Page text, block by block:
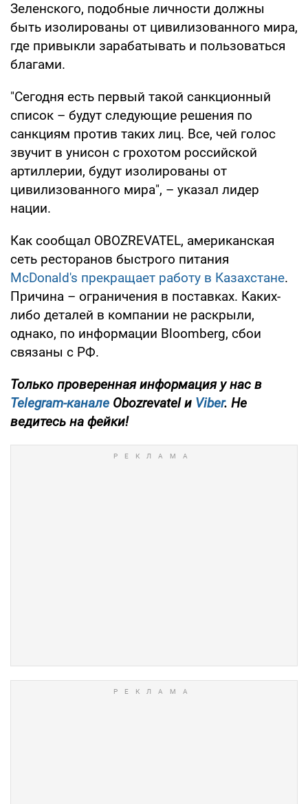
Зеленского, подобные личности должны
быть изолированы от цивилизованного мира,
где привыкли зарабатывать и пользоваться
благами.
"Сегодня есть первый такой санкционный
список – будут следующие решения по
санкциям против таких лиц. Все, чей голос
звучит в унисон с грохотом российской
артиллерии, будут изолированы от
цивилизованного мира", – указал лидер
нации.
Как сообщал OBOZREVATEL, американская
сеть ресторанов быстрого питания
McDonald's прекращает работу в Казахстане.
Причина – ограничения в поставках. Каких-
либо деталей в компании не раскрыли,
однако, по информации Bloomberg, сбои
связаны с РФ.
Только проверенная информация у нас в
Telegram-канале Obozrevatel и Viber. Не
ведитесь на фейки!